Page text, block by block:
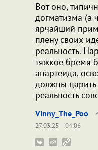
Вот оно,
догматизма (а
ярчайший
плену своих
реальность.
тяжкое бремя
апартеида,
должны
реальность
Vinny_The_Poo
27.03.25
04:06